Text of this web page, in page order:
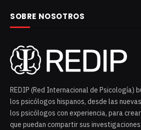
SOBRE NOSOTROS
REDIP (Red Internacional de Psicología)
los psicólogos hispanos, desde las
los psicólogos con experiencia, para
que puedan compartir sus